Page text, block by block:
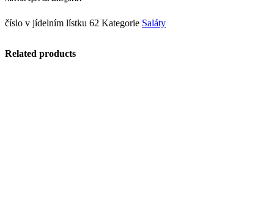
číslo v jídelním lístku 62 Kategorie Saláty
Related products